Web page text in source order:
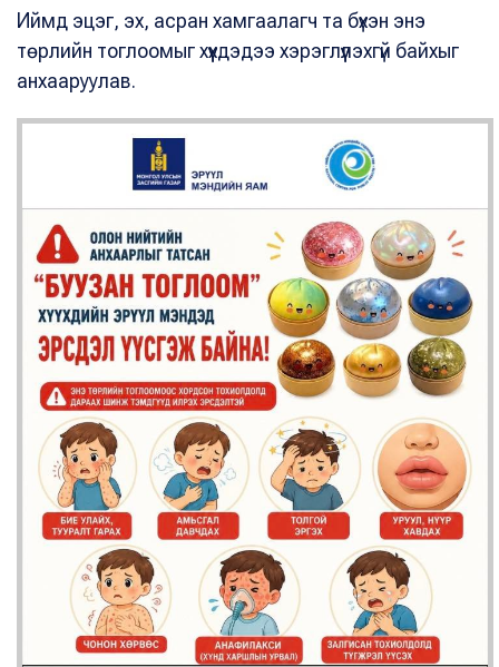
Иймд эцэг, эх, асран хамгаалагч та бүхэн энэ
төрлийн тоглоомыг хүүхдэдээ хэрэглүүлэхгүй байхыг
анхааруулав.